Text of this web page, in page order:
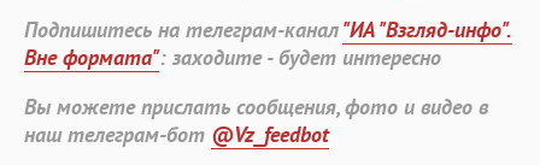
Подпишитесь на телеграм-канал"ИА "Взгляд-инфо".
Вне формата": заходите - будет интересно
Вы можете прислать сообщения, фото и видео в
наш телеграм-бот @Vz_feedbot